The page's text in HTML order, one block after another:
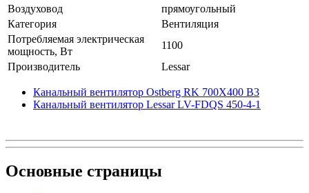
Воздуховод
прямоугольный
Категория
Вентиляция
Потребляемая электрическая
мощность, Вт
1100
Производитель
Lessar
Канальный вентилятор Ostberg RK 700X400 B3
Канальный вентилятор Lessar LV-FDQS 450-4-1
Основные страницы